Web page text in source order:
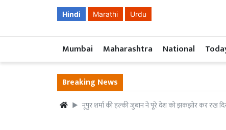
Hindi Marathi Urdu
Mumbai Maharashtra National
Breaking News
नूपुर शर्मा की हल्की जुबान ने पूरे देश को झकझोर कर रख